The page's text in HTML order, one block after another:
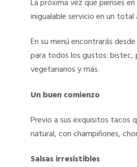
La próxima vez que pienses
inigualable servicio en un
En su menú encontrarás
para todos los gustos:
vegetarianos y más.
Un buen comienzo
Previo a sus exquisitos tacos
natural, con champiñones,
Salsas irresistibles